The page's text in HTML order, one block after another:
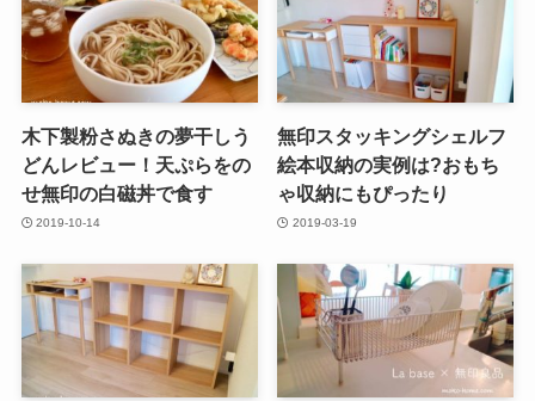
木下製粉さぬきの夢干しう
どんレビュー！天ぷらをの
せ無印の白磁丼で食す
2019-10-14
無印スタッキングシェルフ
絵本収納の実例は?おもち
ゃ収納にもぴったり
2019-03-19